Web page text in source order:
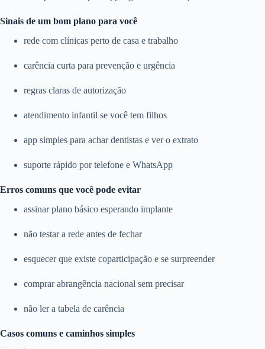
Sinais de um bom plano para você
rede com clínicas perto de casa e trabalho
carência curta para prevenção e urgência
regras claras de autorização
atendimento infantil se você tem filhos
app simples para achar dentistas e ver o extrato
suporte rápido por telefone e WhatsApp
Erros comuns que você pode evitar
assinar plano básico esperando implante
não testar a rede antes de fechar
esquecer que existe coparticipação e se surpreender
comprar abrangência nacional sem precisar
não ler a tabela de carência
Casos comuns e caminhos simples